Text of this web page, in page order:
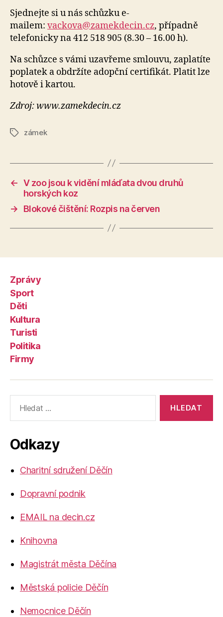
Sjednejte si u nás schůzku e-
mailem: vackova@zamekdecin.cz, případně
telefonicky na 412 518 905 (8.30 – 16.00 h).
Na schůzce s vámi uzavřeme smlouvu, zaplatíte
poplatek a obdržíte adopční certifikát. Platit lze
hotově i kartou.
Zdroj: www.zamekdecin.cz
Štítkyzámek
← V zoo jsou k vidění mláďata dvou druhů
horských koz
→
Blokové čištění: Rozpis na červen
Zprávy
Sport
Děti
Kultura
Turisti
Politika
Firmy
vyhledávání:
Odkazy
Charitní sdružení Děčín
Dopravní podnik
EMAIL na decin.cz
Knihovna
Magistrát města Děčína
Městská policie Děčín
Nemocnice Děčín